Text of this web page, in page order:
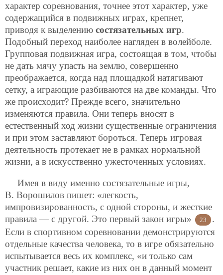
характер соревнования, точнее этот характер, уже
содержащийся в подвижных играх, крепнет,
приводя к выделению состязательных игр.
Подобный переход наиболее нагляден в волейболе.
Групповая подвижная игра, состоящая в том, чтобы
не дать мячу упасть на землю, совершенно
преображается, когда над площадкой натягивают
сетку, а играющие разбиваются на две команды. Что
же происходит? Прежде всего, значительно
изменяются правила. Они теперь вносят в
естественный ход жизни существенные ограничения
и при этом заставляют бороться. Теперь игровая
деятельность протекает не в рамках нормальной
жизни, а в искусственно ужесточенных условиях.
Имея в виду именно состязательные игры,
В. Ворошилов пишет: «легкость,
импровизированность, с одной стороны, и жесткие
правила — с другой. Это первый закон игры»
23
.
Если в спортивном соревновании демонстрируются
отдельные качества человека, то в игре обязательно
испытывается весь их комплекс, «и только сам
участник решает, какие из них он в данный момент